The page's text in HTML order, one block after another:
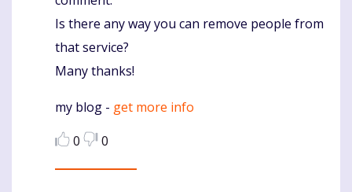
Is there any way you can remove people from
that service?
Many thanks!
my blog - get more info
0
0